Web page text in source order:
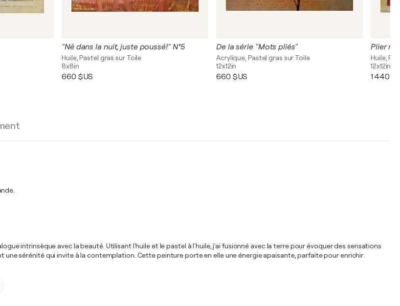
"Né dans la nuit, juste poussé!" N°5
Huile, Pastel gras sur Toile
8x8in
660 $US
De la série "Mots pliés"
Acrylique, Pastel gras sur Toile
12x12in
660 $US
Plier
Huile,
12x12in
1 440
intrinsèque avec la beauté. Utilisant l'huile et le pastel à l'huile, j'ai fusionné avec la terre pour évoquer des sensations
sérénité qui invite à la contemplation. Cette peinture porte en elle une énergie apaisante, parfaite pour enrichir